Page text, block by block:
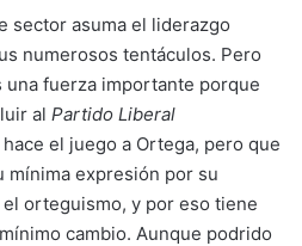
sector asuma el liderazgo
numerosos tentáculos. Pero
una fuerza importante porque
al Partido Liberal
el juego a Ortega, pero que
mínima expresión por su
orteguismo, y por eso tiene
cambio. Aunque podrido